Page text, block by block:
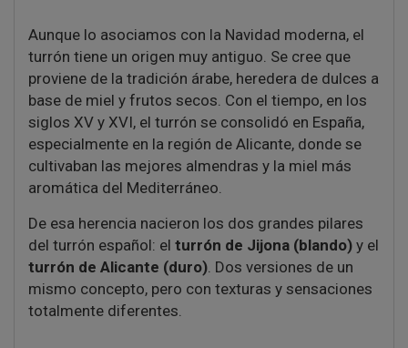
Aunque lo asociamos con la Navidad moderna, el
turrón tiene un origen muy antiguo. Se cree que
proviene de la tradición árabe, heredera de dulces a
base de miel y frutos secos. Con el tiempo, en los
siglos XV y XVI, el turrón se consolidó en España,
especialmente en la región de Alicante, donde se
cultivaban las mejores almendras y la miel más
aromática del Mediterráneo.
De esa herencia nacieron los dos grandes pilares
del turrón español: el turrón de Jijona (blando) y el
turrón de Alicante (duro). Dos versiones de un
mismo concepto, pero con texturas y sensaciones
totalmente diferentes.